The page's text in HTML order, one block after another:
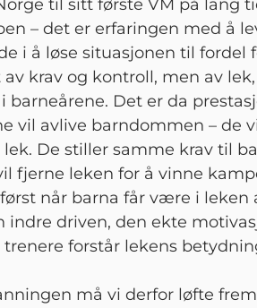
til sitt første VM på lang
– det er erfaringen med å
i å løse situasjonen til fordel
krav og kontroll, men av
barneårene. Det er da
vil avlive barndommen – de
De stiller samme krav til
fjerne leken for å vinne
når barna får være i leken
indre driven, den ekte
trenere forstår lekens
må vi derfor løfte